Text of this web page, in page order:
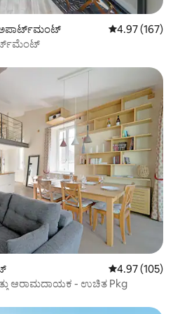
ಅಪಾರ್ಟ್‌ಮಂಟ್ 5 ರಲ್ಲಿ 4.97
4.97 (167)
5 ರಲ್ಲಿ 4.97
4.97 (105)
ಆರಾಮದಾಯಕ - ಉಚಿತ Pkg